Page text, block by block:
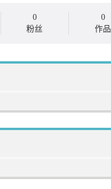
0
粉丝
0
作品